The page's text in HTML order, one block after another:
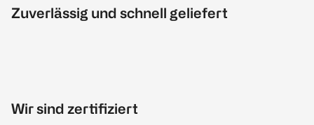
Zuverlässig und schnell geliefert
Wir sind zertifiziert